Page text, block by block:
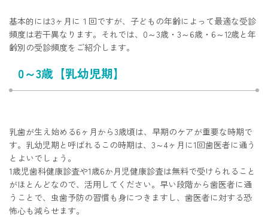
基本的には3ヶ月に１回ですが、子どもの年齢によって最適な受診
頻度は若干異なります。それでは、0～3歳・3～6歳・6～12歳と年
齢別の受診頻度をご紹介します。
0～3歳【乳幼児期】
乳歯が生え始める6ヶ月から3歳頃は、早期のケアが重要な時期で
す。乳幼児期と呼ばれるこの時期は、3～4ヶ月に1回歯医者に通う
とよいでしょう。
1歳児歯科健康診査や1歳6か月児健康診査は無料で受けられること
がほとんどなので、活用してください。早い段階から歯医者に通
うことで、虫歯予防の習慣も身につきますし、歯医者に対する恐
怖心も減らせます。